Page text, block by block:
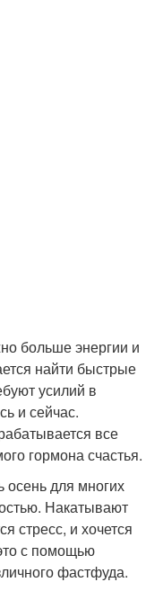
больше энергии и
найти быстрые
усилий в
и сейчас.
все
гормона счастья.
осень для многих
Накатывают
стресс, и хочется
с помощью
фастфуда.